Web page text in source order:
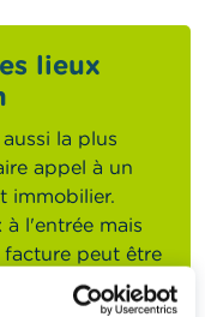
lieux
la plus
appel à un
immobilier.
l'entrée mais
facture peut être
locataire mais,
totalement